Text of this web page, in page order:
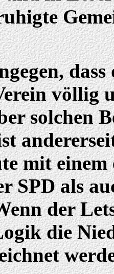
dass
völlig
solchen
mit
SPD als
der
die